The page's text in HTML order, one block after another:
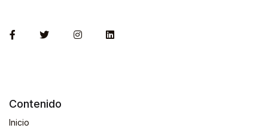
Contenido
Inicio